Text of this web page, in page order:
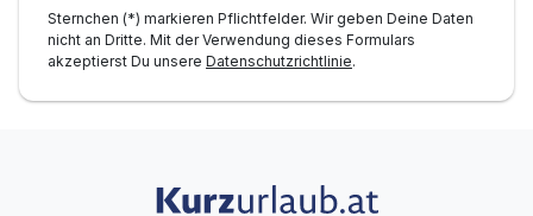
Sternchen (*) markieren Pflichtfelder. Wir geben Deine Daten
nicht an Dritte. Mit der Verwendung dieses Formulars
akzeptierst Du unsere Datenschutzrichtlinie.